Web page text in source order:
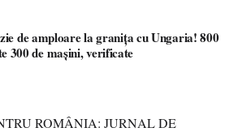
de amploare la granița cu Ungaria! 800
300 de mașini, verificate